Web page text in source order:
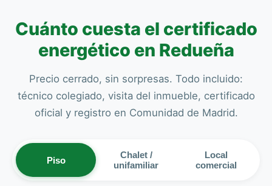
Cuánto cuesta el certificado
energético en Redueña
Precio cerrado, sin sorpresas. Todo incluido:
técnico colegiado, visita del inmueble, certificado
oficial y registro en Comunidad de Madrid.
Piso
Chalet /
unifamiliar
Local
comercial